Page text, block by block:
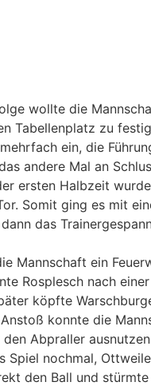
wollte die
Tabellenplatz zu
ein, die
andere Mal an
ersten Halbzeit
Somit ging es mit
das
Mannschaft ein
Rosplesch nach
köpfte
konnte die
Abpraller
Spiel nochmal,
den Ball und